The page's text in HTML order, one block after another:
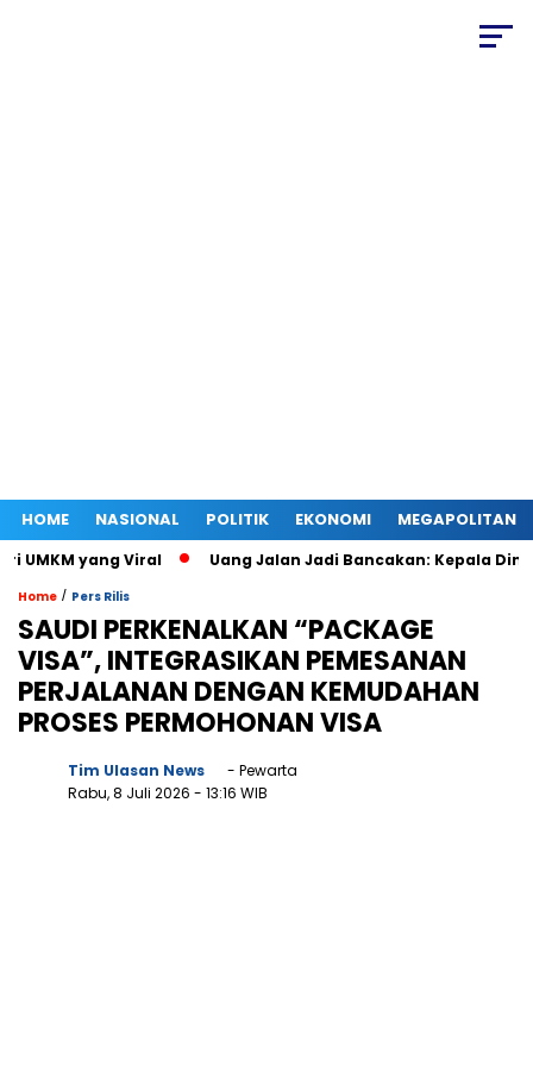
HOME NASIONAL POLITIK EKONOMI MEGAPOLITAN
yang Viral Uang Jalan Jadi Bancakan: Kepala Dinas
Home / Pers Rilis
SAUDI PERKENALKAN “PACKAGE
VISA”, INTEGRASIKAN PEMESANAN
PERJALANAN DENGAN KEMUDAHAN
PROSES PERMOHONAN VISA
Tim Ulasan News
- Pewarta
Rabu, 8 Juli 2026 - 13:16 WIB